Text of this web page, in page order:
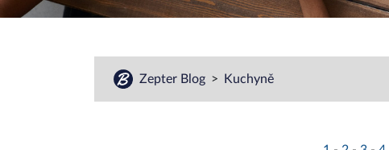
Zepter Blog Kuchyně